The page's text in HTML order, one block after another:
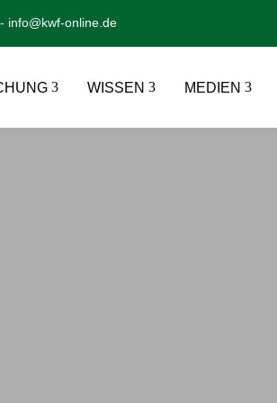
info@kwf-online.de
WISSEN MEDIEN